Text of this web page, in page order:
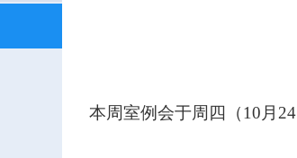
本周室例会于周四（10 月 24